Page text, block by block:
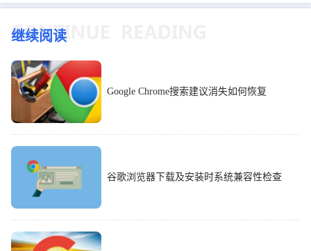
继续阅读
Google Chrome搜索建议消失如何恢复
谷歌浏览器下载及安装时系统兼容性检查